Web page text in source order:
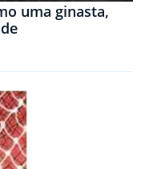
uma ginasta,